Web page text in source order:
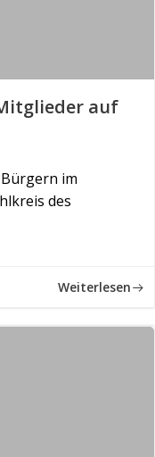
auf
im
des
Weiterlesen